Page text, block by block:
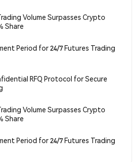
Volume Surpasses Crypto
Share
Period for 24/7 Futures Trading
RFQ Protocol for Secure
Volume Surpasses Crypto
Share
Period for 24/7 Futures Trading